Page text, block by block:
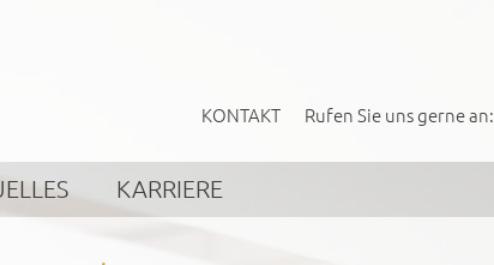
Rufen Sie uns gerne an:
KONTAKT
KARRIERE